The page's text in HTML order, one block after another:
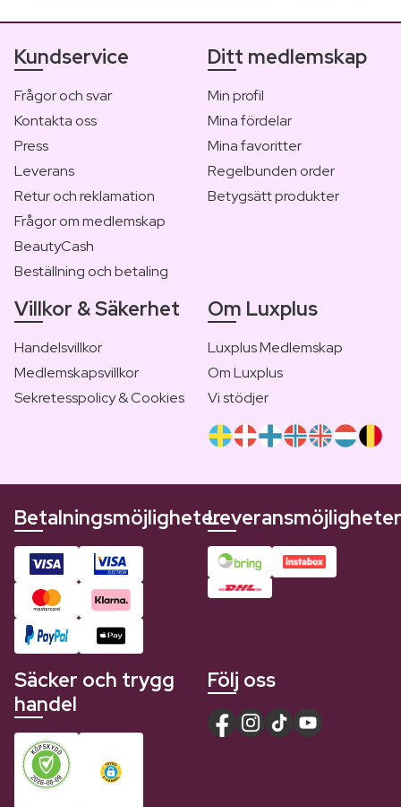
Kundservice
Frågor och svar
Kontakta oss
Press
Leverans
Retur och reklamation
Frågor om medlemskap
BeautyCash
Beställning och betaling
Ditt medlemskap
Min profil
Mina fördelar
Mina favoritter
Regelbunden order
Betygsätt produkter
Villkor & Säkerhet
Handelsvillkor
Medlemskapsvillkor
Sekretesspolicy & Cookies
Om Luxplus
Luxplus Medlemskap
Om Luxplus
Vi stödjer
BetalningsmöjligheterLeveransmöjligheter
Säcker och trygg
handel
Följ oss